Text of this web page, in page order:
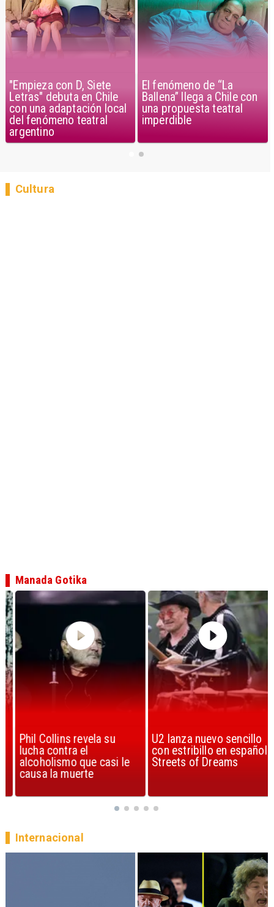
"Empieza con D, Siete
Letras" debuta en Chile
con una adaptación local
del fenómeno teatral
argentino
El fenómeno de “La
Ballena” llega a Chile con
una propuesta teatral
imperdible
Cultura
Phil Collins revela su
lucha contra el
alcoholismo que casi le
causa la muerte
U2 lanza nuevo sencillo
con estribillo en español:
Streets of Dreams
Manada Gotika
Internacional